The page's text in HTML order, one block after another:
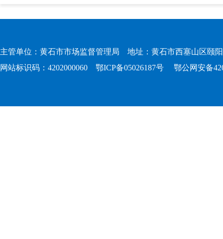
主管单位：黄石市市场监督管理局 地址：黄石市西塞山区颐
网站标识码：4202000060 鄂ICP备05026187号 鄂公网安备